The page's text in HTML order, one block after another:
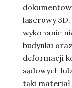
laserowy
wykonanie
budynku
deformacji
sądowych
taki